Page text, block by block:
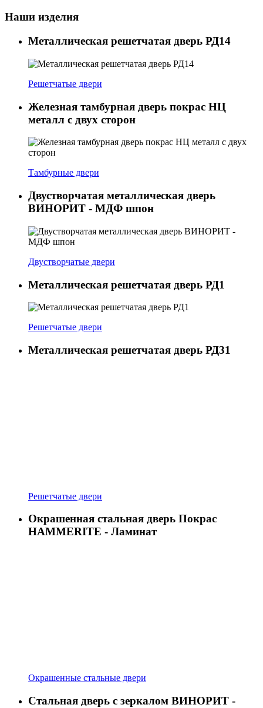
Наши изделия
Металлическая решетчатая дверь РД14
Решетчатые двери
Железная тамбурная дверь покрас НЦ
металл с двух сторон
Тамбурные двери
Двустворчатая металлическая дверь
ВИНОРИТ - МДФ шпон
Двустворчатые двери
Металлическая решетчатая дверь РД1
Решетчатые двери
Металлическая решетчатая дверь РД31
Решетчатые двери
Окрашенная стальная дверь Покрас
HAMMERITE - Ламинат
Окрашенные стальные двери
Стальная дверь с зеркалом ВИНОРИТ -